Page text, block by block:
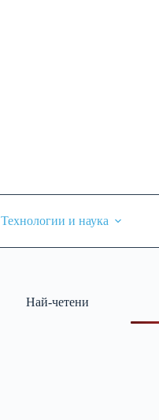
Технологии и наука
Най-четени